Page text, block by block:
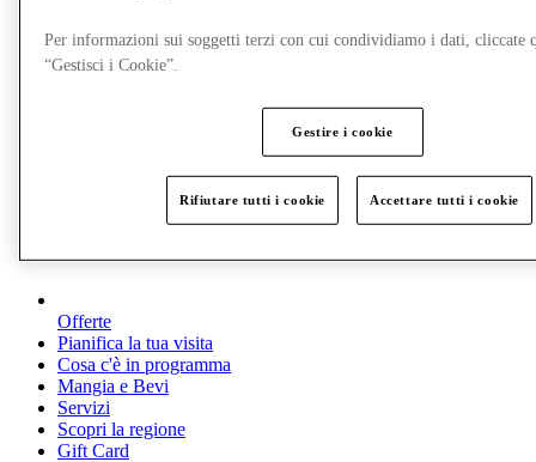
Offerte
Pianifica la tua visita
Cosa c'è in programma
Mangia e Bevi
Servizi
Scopri la regione
Gift Card
Per informazioni sui soggetti terzi con cui condividiamo i dati, cliccate
“Gestisci i Cookie”.
Gestire i cookie
Rifiutare tutti i cookie Accettare tutti i cookie